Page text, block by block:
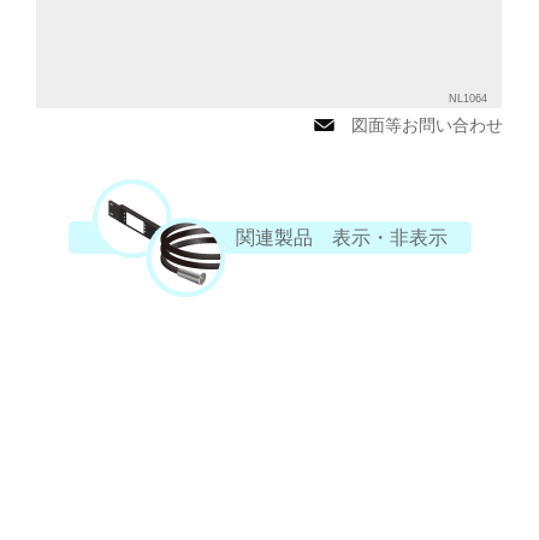
NL1064
図面等お問い合わせ
関連製品 表示・非表示